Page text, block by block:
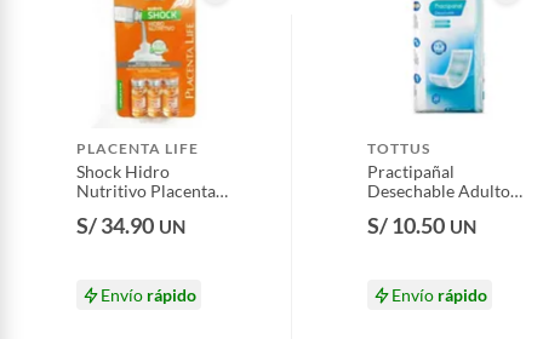
PLACENTA LIFE
Shock Hidro
Nutritivo Placenta
S/ 34.90 UN
Envío rápido
TOTTUS
Practipañal
Desechable Adulto
Und
S/ 10.50 UN
Envío rápido